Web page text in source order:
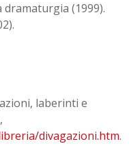
dramaturgia (1999).
laberinti e
divagazioni.htm.